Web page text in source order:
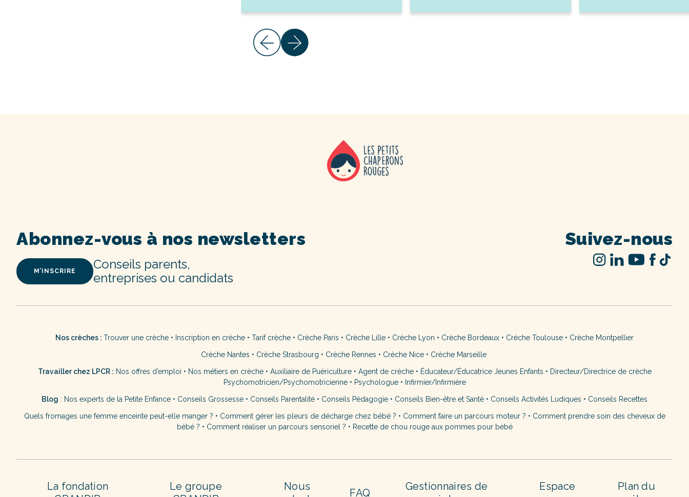
Abonnez-vous à nos newsletters
M’INSCRIRE
Conseils parents,
entreprises ou candidats
Suivez-nous
Nos crèches : Trouver une crèche • Inscription en crèche • Tarif crèche • Crèche Paris • Crèche Lille • Crèche Lyon • Crèche Bordeaux • Crèche Toulouse • Crèche Montpellier
Crèche Nantes • Crèche Strasbourg • Crèche Rennes • Crèche Nice• Crèche Marseille
Travailler chez LPCR : Nos offres d’emploi • Nos métiers en crèche• Auxiliaire de Puériculture• Agent de crèche• Éducateur/Éducatrice Jeunes Enfants • Directeur/Directrice de crèche
Psychomotricien/Psychomotricienne• Psychologue• Infirmier/Infirmière
Blog : Nos experts de la Petite Enfance • Conseils Grossesse • Conseils Parentalité • Conseils Pédagogie • Conseils Bien-être et Santé • Conseils Activités Ludiques • Conseils Recettes
Quels fromages une femme enceinte peut-elle manger ? • Comment gérer les pleurs de décharge chez bébé ? • Comment faire un parcours moteur ? • Comment prendre soin des cheveux de
bébé ? • Comment réaliser un parcours sensoriel ? • Recette de chou rouge aux pommes pour bébé
La fondation
Le groupe
Nous
FAQ
Gestionnaires de
Espace
Plan du